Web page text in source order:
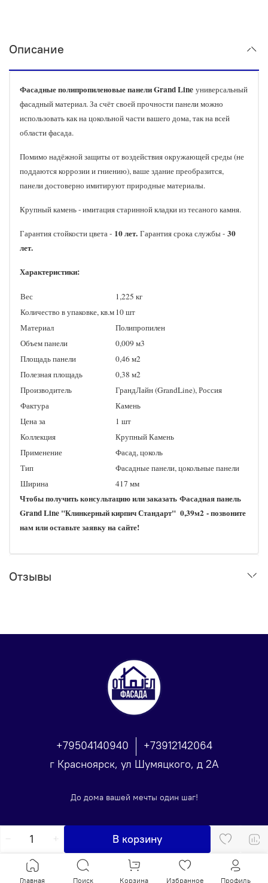
В корзину
Описание
Фасадные полипропиленовые панели Grand Line универсальный
фасадный материал. За счёт своей прочности панели можно
использовать как на цокольной части вашего дома, так на всей
области фасада.
Помимо надёжной защиты от воздействия окружающей среды (не
поддаются коррозии и гниению), ваше здание преобразится,
панели достоверно имитируют природные материалы.
Крупный камень - имитация старинной кладки из тесаного камня.
Гарантия стойкости цвета - 10 лет. Гарантия срока службы - 30
лет.
Характеристики:
Вес
1,225 кг
Количество в упаковке, кв.м 10 шт
Материал
Полипропилен
Объем панели
0,009 м3
Площадь панели
0,46 м2
Полезная площадь
0,38 м2
Производитель
ГрандЛайн (GrandLine), Россия
Фактура
Камень
Цена за
1 шт
Коллекция
Крупный Камень
Применение
Фасад, цоколь
Тип
Фасадные панели, цокольные панели
Ширина
417 мм
Чтобы получить консультацию или заказать Фасадная панель
Grand Line "Клинкерный кирпич Стандарт" 0,39м2 - позвоните
нам или оставьте заявку на сайте!
Отзывы
+79504140940
+73912142064
г Красноярск, ул Шумяцкого, д 2А
До дома вашей мечты один шаг!
Главная Поиск Корзина Избранное Профиль